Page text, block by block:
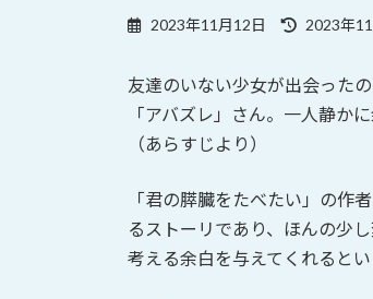
2023年11月12日
最
新
日
2023年
友達のいない少女が出会った
「アバズレ」さん。一人静か
（あらすじより）
「君の膵臓をたべたい」の作
るストーリであり、ほんの少
考える余白を与えてくれると